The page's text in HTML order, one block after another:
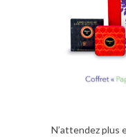
N’attendez plus